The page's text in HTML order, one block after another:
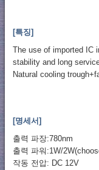
[특징]
The use of imported IC
stability and long
Natural cooling
[명세서]
출력 파장:780nm
출력 파워:1W/
작동 전압: DC 12V